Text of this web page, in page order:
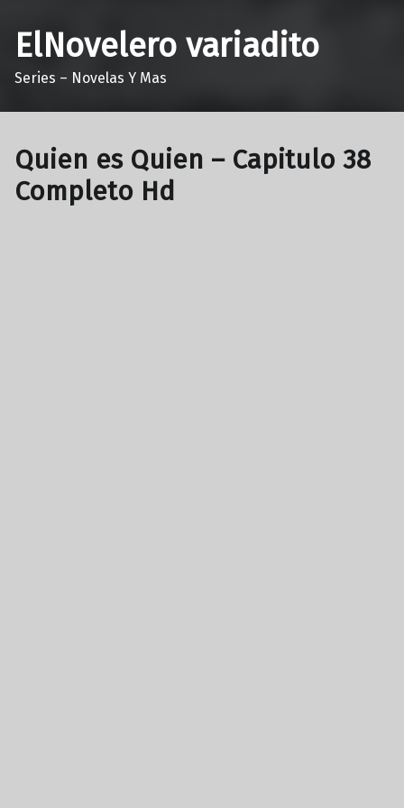
ElNovelero variadito
Series – Novelas Y Mas
Quien es Quien – Capitulo 38
Completo Hd